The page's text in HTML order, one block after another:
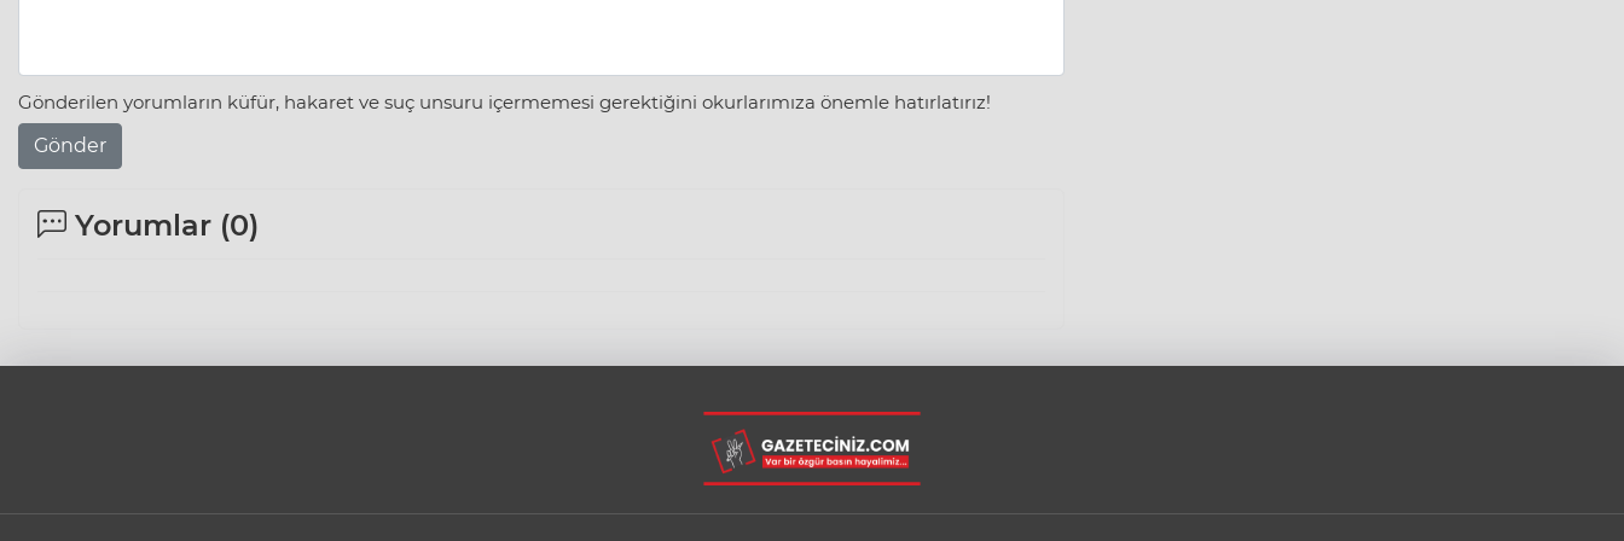
Gönderilen yorumların küfür, hakaret ve suç unsuru içermemesi gerektiğini okurlarımıza önemle hatırlatırız!
Gönder
Yorumlar (0)